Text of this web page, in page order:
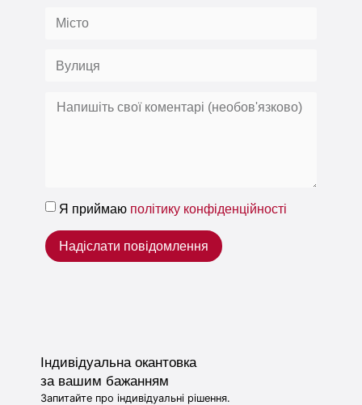
Я приймаю політику конфіденційності
Надіслати повідомлення
Індивідуальна окантовка
за вашим бажанням
Запитайте про індивідуальні рішення.